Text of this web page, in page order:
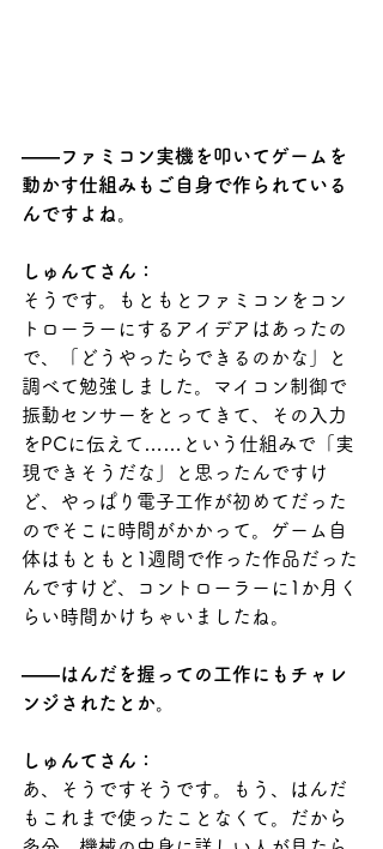
――ファミコン実機を叩いてゲームを
動かす仕組みもご自身で作られている
んですよね。
しゅんてさん：
そうです。もともとファミコンをコン
トローラーにするアイデアはあったの
で、「どうやったらできるのかな」と
調べて勉強しました。マイコン制御で
振動センサーをとってきて、その入力
をPCに伝えて……という仕組みで「実
現できそうだな」と思ったんですけ
ど、やっぱり電子工作が初めてだった
のでそこに時間がかかって。ゲーム自
体はもともと1週間で作った作品だった
んですけど、コントローラーに1か月く
らい時間かけちゃいましたね。
――はんだを握っての工作にもチャレ
ンジされたとか。
しゅんてさん：
あ、そうですそうです。もう、はんだ
もこれまで使ったことなくて。だから